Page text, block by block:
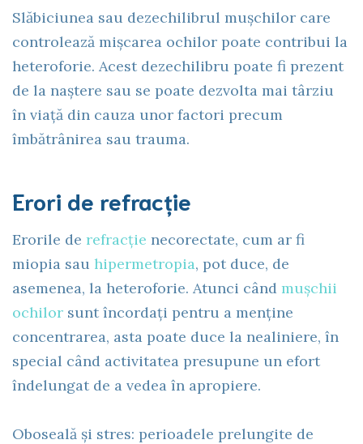
Slăbiciunea sau dezechilibrul mușchilor care
controlează mișcarea ochilor poate contribui la
heteroforie. Acest dezechilibru poate fi prezent
de la naștere sau se poate dezvolta mai târziu
în viață din cauza unor factori precum
îmbătrânirea sau trauma.
Erori de refracție
Erorile de refracție necorectate, cum ar fi
miopia sau hipermetropia, pot duce, de
asemenea, la heteroforie. Atunci când mușchii
ochilor sunt încordați pentru a menține
concentrarea, asta poate duce la nealiniere, în
special când activitatea presupune un efort
îndelungat de a vedea în apropiere.
Oboseală și stres: perioadele prelungite de